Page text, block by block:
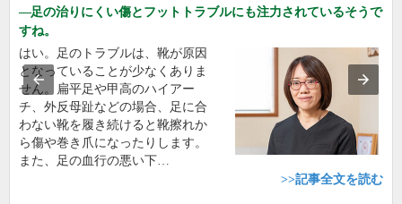
足の治りにくい傷とフットトラブルにも注力されているそうで
すね。
はい。足のトラブルは、靴が原因
となっていることが少なくありま
せん。扁平足や甲高のハイアー
チ、外反母趾などの場合、足に合
わない靴を履き続けると靴擦れか
ら傷や巻き爪になったりします。
また、足の血行の悪い下…
>>記事全文を読む